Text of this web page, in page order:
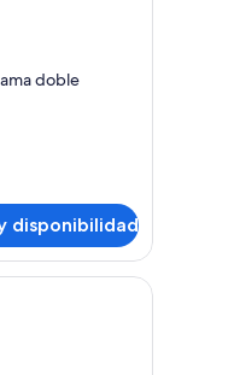
doble
disponibilidad
la pared.
estar moderna con comedor,